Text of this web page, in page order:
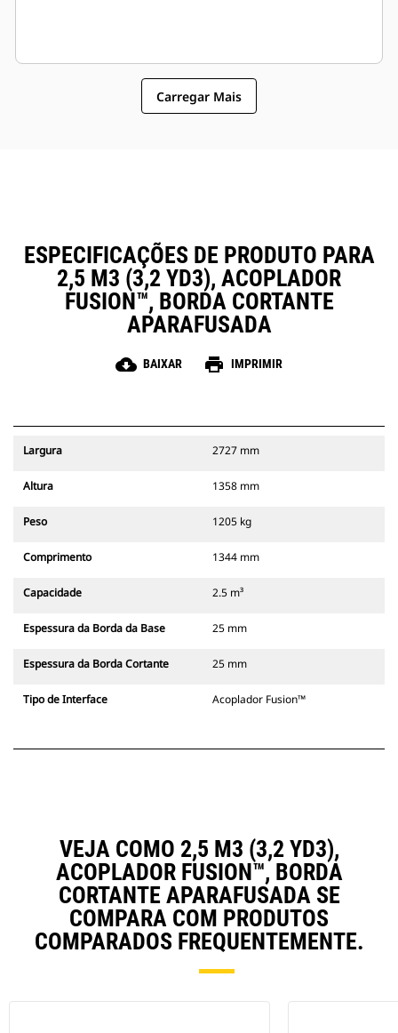
Carregar Mais
ESPECIFICAÇÕES DE PRODUTO PARA
2,5 M3 (3,2 YD3), ACOPLADOR
FUSION™, BORDA CORTANTE
APARAFUSADA
cloud_download BAIXAR print IMPRIMIR
Largura 2727 mm
Altura 1358 mm
Peso 1205 kg
Comprimento 1344 mm
Capacidade 2.5 m³
Espessura da Borda da Base 25 mm
Espessura da Borda Cortante 25 mm
Tipo de Interface Acoplador Fusion™
VEJA COMO 2,5 M3 (3,2 YD3),
ACOPLADOR FUSION™, BORDA
CORTANTE APARAFUSADA SE
COMPARA COM PRODUTOS
COMPARADOS FREQUENTEMENTE.